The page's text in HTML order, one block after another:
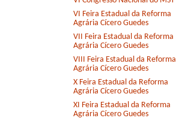
VI Feira Estadual da Reforma
Agrária Cícero Guedes
VII Feira Estadual da Reforma
Agrária Cícero Guedes
VIII Feira Estadual da Reforma
Agrária Cícero Guedes
X Feira Estadual da Reforma
Agrária Cícero Guedes
XI Feira Estadual da Reforma
Agrária Cícero Guedes